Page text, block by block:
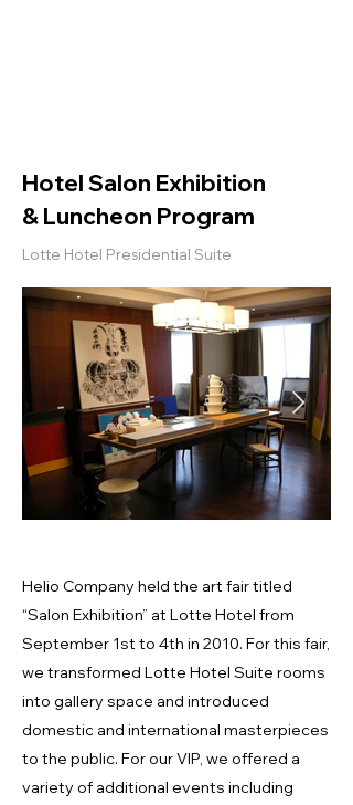
Hotel Salon Exhibition
& Luncheon Program
Lotte Hotel Presidential Suite
Helio Company held the art fair titled
“Salon Exhibition” at Lotte Hotel from
September 1st to 4th in 2010. For this fair,
we transformed Lotte Hotel Suite rooms
into gallery space and introduced
domestic and international masterpieces
to the public. For our VIP, we offered a
variety of additional events including